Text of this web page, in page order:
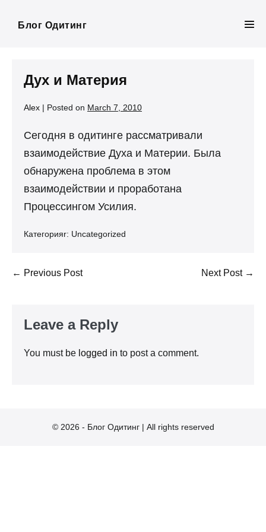
Блог Одитинг
Дух и Материя
Alex | Posted on March 7, 2010
Сегодня в одитинге рассматривали
взаимодействие Духа и Материи. Была
обнаружена проблема в этом
взаимодействии и проработана
Процессингом Усилия.
Категорияr: Uncategorized
Post
← Previous Post Next Post →
Leave a Reply
You must be logged in to post a comment.
© 2026 - Блог Одитинг | All rights reserved